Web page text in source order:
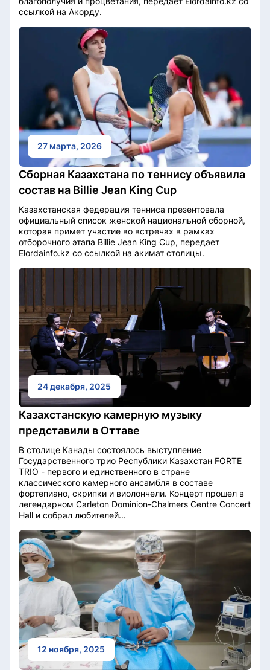
ссылкой на Акорду.
27 марта, 2026
Сборная Казахстана по теннису объявила
состав на Billie Jean King Cup
Казахстанская федерация тенниса презентовала
официальный список женской национальной сборной,
которая примет участие во встречах в рамках
отборочного этапа Billie Jean King Cup, передает
Elordainfo.kz со ссылкой на акимат столицы.
24 декабря, 2025
Казахстанскую камерную музыку
представили в Оттаве
В столице Канады состоялось выступление
Государственного трио Республики Казахстан FORTE
TRIO - первого и единственного в стране
классического камерного ансамбля в составе
фортепиано, скрипки и виолончели. Концерт прошел в
легендарном Carleton Dominion-Chalmers Centre Concert
Hall и собрал любителей...
12 ноября, 2025